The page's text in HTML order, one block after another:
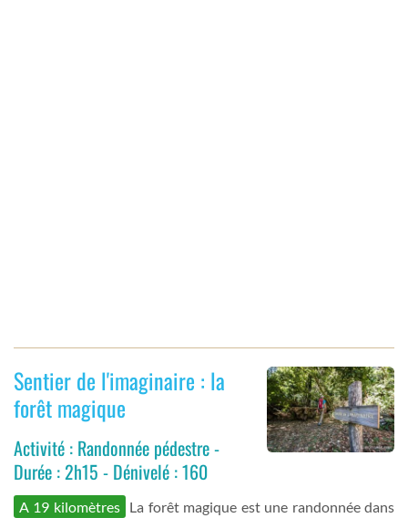
Sentier de l'imaginaire : la
forêt magique
Activité : Randonnée pédestre -
Durée : 2h15 - Dénivelé : 160
A 19 kilomètres La forêt magique est une randonnée dans